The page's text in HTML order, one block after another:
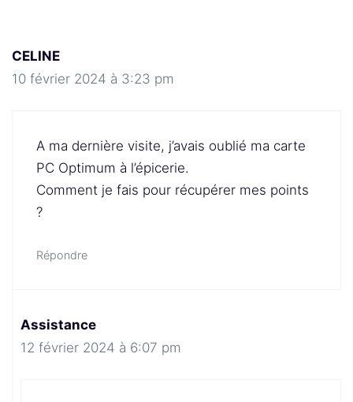
CELINE
10 février 2024 à 3:23 pm
A ma dernière visite, j’avais oublié ma carte
PC Optimum à l’épicerie.
Comment je fais pour récupérer mes points
?
Répondre
Assistance
12 février 2024 à 6:07 pm